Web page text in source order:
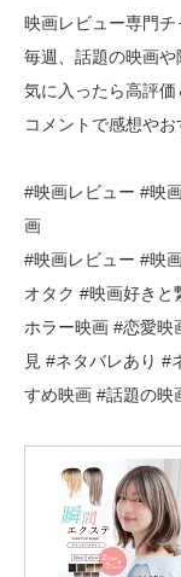
映画レビュー専門チ
毎週、話題の映画や
気に入ったら高評
コメントで感想やお
#映画レビュー #映
画
#映画レビュー #映
オタク #映画好き
ホラー映画 #恋愛
見 #ネタバレあり #
すめ映画 #話題の映